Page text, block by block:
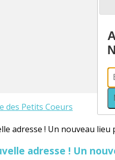
des Petits Coeurs
adresse ! Un